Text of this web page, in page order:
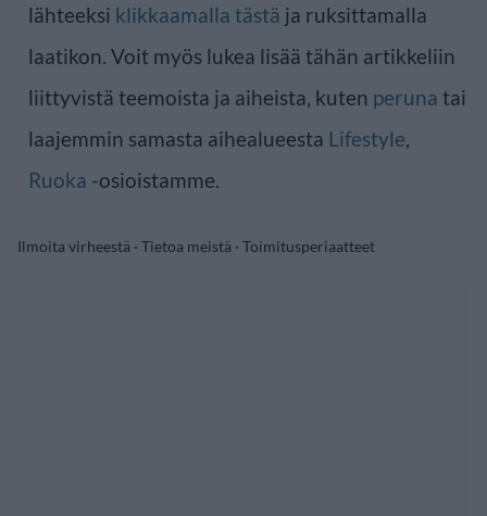
lähteeksi klikkaamalla tästä ja ruksittamalla
laatikon. Voit myös lukea lisää tähän artikkeliin
liittyvistä teemoista ja aiheista, kuten peruna tai
laajemmin samasta aihealueesta Lifestyle,
Ruoka -osioistamme.
Ilmoita virheestä · Tietoa meistä · Toimitusperiaatteet